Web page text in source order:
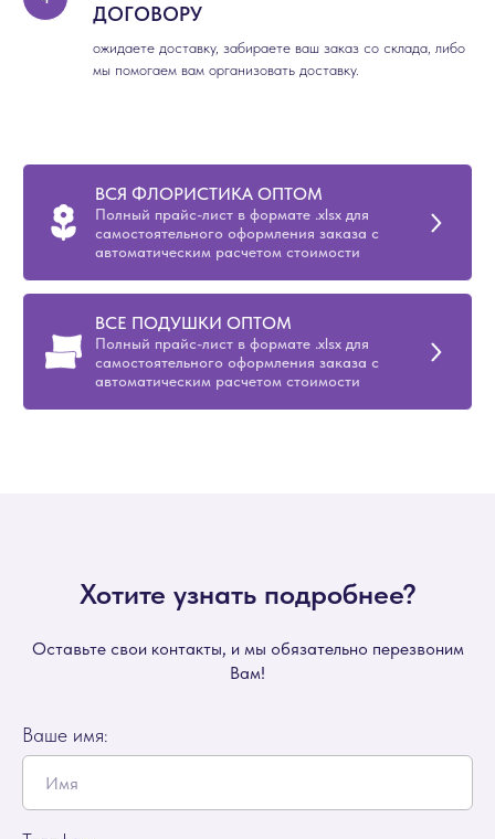
ДОГОВОРУ
ожидаете доставку, забираете ваш заказ со склада, либо
мы помогаем вам организовать доставку.
ВСЯ ФЛОРИСТИКА ОПТОМ
Полный прайс-лист в формате .xlsx для
самостоятельного оформления заказа с
автоматическим расчетом стоимости
ВСЕ ПОДУШКИ ОПТОМ
Полный прайс-лист в формате .xlsx для
самостоятельного оформления заказа с
автоматическим расчетом стоимости
Хотите узнать подробнее?
Оставьте свои контакты, и мы обязательно перезвоним
Вам!
Ваше имя: